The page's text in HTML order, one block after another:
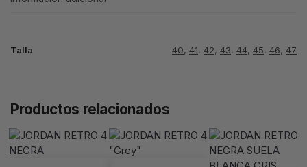
Talla 40, 41, 42, 43, 44, 45, 46, 47
Productos relacionados